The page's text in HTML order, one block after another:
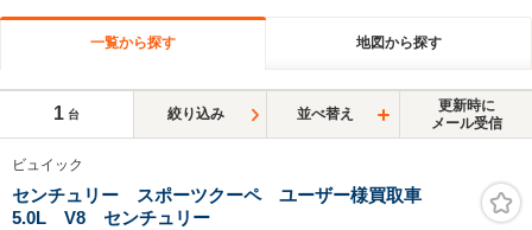
一覧から探す 地図から探す
1 台 絞り込み 並べ替え
更新時に
メール受信
ビュイック
センチュリー スポーツクーペ ユーザー様買取車
5.0L V8 センチュリー